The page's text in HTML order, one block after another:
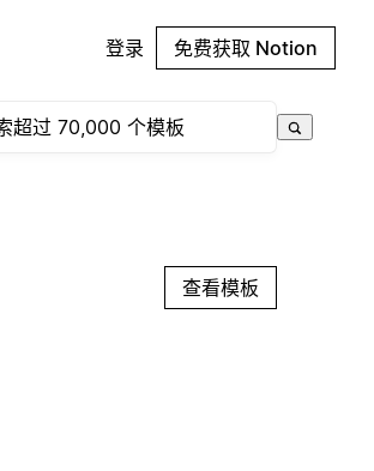
登录 免费获取 Notion
查看模板